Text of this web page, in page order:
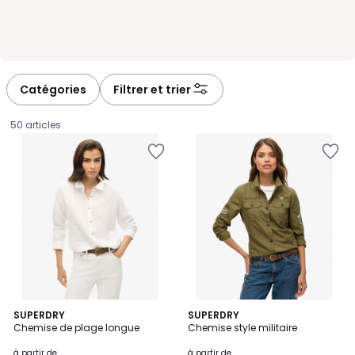
Catégories Filtrer et trier
50 articles
SUPERDRY
Chemise de plage longue
2
Couleurs
SUPERDRY
Chemise style militaire
2
Couleurs